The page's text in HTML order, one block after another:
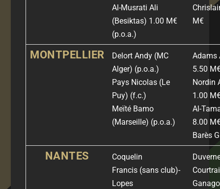
Al-Musrati Ali
(Besiktas) 1.00 M€
(p.o.a.)
M€
MONTPELLIER Delort Andy (MC
Alger) (p.o.a.)
Pays Nicolas (Le
Puy) (f.c.)
Meïté Bamo
(Marseille) (p.o.a.)
Adams
5.50
Nordin
1.00
Al-
8.00
Barès
NANTES
Coquelin
Francis (sans club)-
Lopes